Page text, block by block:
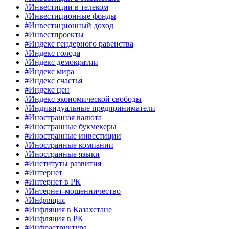
#Инвестиции в телеком
#Инвестиционные фонды
#Инвестиционный доход
#Инвестпроекты
#Индекс гендерного равенства
#Индекс голода
#Индекс демократии
#Индекс мира
#Индекс счастья
#Индекс цен
#Индекс экономической свободы
#Индивидуальные предприниматели
#Иностранная валюта
#Иностранные букмекеры
#Иностранные инвестиции
#Иностранные компании
#Иностранные языки
#Институты развития
#Интернет
#Интернет в РК
#Интернет-мошенничество
#Инфляция
#Инфляция в Казахстане
#Инфляция в РК